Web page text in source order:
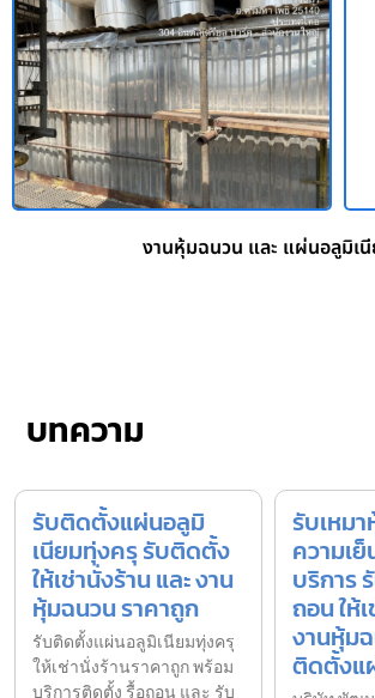
งานหุ้มฉนวน และ แผ่นอลูมิเ
บทความ
รับติดตั้งแผ่นอลูมิ
เนียมทุ่งครุ รับติดตั้ง
ให้เช่านั่งร้าน และ งาน
หุ้มฉนวน ราคาถูก
รับติดตั้งแผ่นอลูมิเนียมทุ่งครุ
ให้เช่านั่งร้านราคาถูก พร้อม
บริการติดตั้ง รื้อถอน และ รับ
รับเหม
ความเ
บริการ
ถอน ให้
งานหุ้ม
ติดตั้งแ